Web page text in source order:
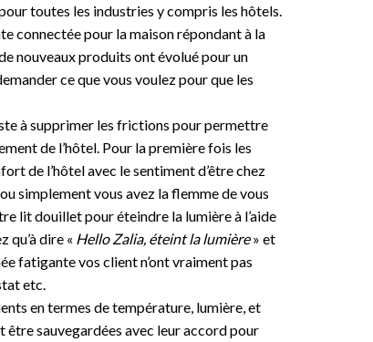
toutes les industries y compris les hôtels.
connectée pour la maison répondant à la
nouveaux produits ont évolué pour un
ce que vous voulez pour que les
à supprimer les frictions pour permettre
de l’hôtel. Pour la première fois les
de l’hôtel avec le sentiment d’être chez
simplement vous avez la flemme de vous
lit douillet pour éteindre la lumière à l’aide
qu’à dire « Hello Zalia, éteint la lumière» et
fatigante vos client n’ont vraiment pas
etc.
en termes de température, lumière, et
sauvegardées avec leur accord pour